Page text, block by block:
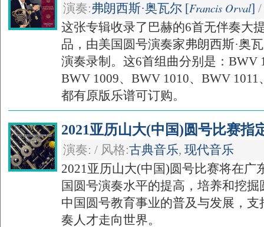
演奏:弗朗西斯·奥瓦尔 [Francis Orval] /
这张专辑收录了巴赫的6首无伴奏大
品，由美国圆号演奏家弗朗西斯·奥
演奏录制。这6首组曲分别是：BWV
BWV 1009、BWV 1010、BWV
都有原版乐谱可订购。
2021亚历山大(中国)圆号比赛指
演奏: / 风格:古典音乐, 现代音乐
2021亚历山大(中国)圆号比赛将在广
国圆号演奏水平的提高，培养和挖
中国圆号教育事业的普及与发展，
奏人才走向世界。